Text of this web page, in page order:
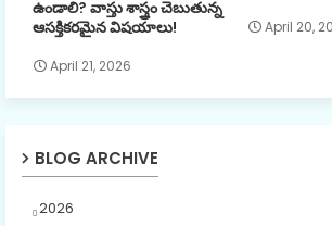
ఉండాలి? వాస్తు శాస్త్రం చెబుతున్న
ఆసక్తికరమైన విషయాలు!
April 21, 2026
April 20,
BLOG ARCHIVE
2026